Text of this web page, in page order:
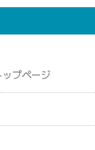
ップページ